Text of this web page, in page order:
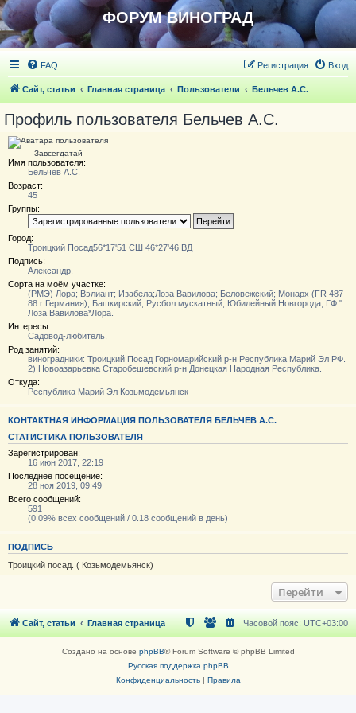
ФОРУМ ВИНОГРАД
FAQ Вход
Регистрация
Сайт, статьи Главная страница Пользователи Бельчев А.С.
Профиль пользователя Бельчев А.С.
Завсегдатай
Имя пользователя:
Бельчев А.С.
Возраст:
45
Группы:
Город:
Троицкий Посад56*17'51 СШ 46*27'46 ВД
Подпись:
Александр.
Сорта на моём участке:
(РМЭ) Лора; Вэлиант; Изабела;Лоза Вавилова; Беловежский; Монарх (FR 487-
88 r Германия), Башкирский; Русбол мускатный; Юбилейный Новгорода; ГФ "
Лоза Вавилова*Лора.
Интересы:
Садовод-любитель.
Род занятий:
виноградники: Троицкий Посад Горномарийский р-н Республика Марий Эл РФ.
2) Новоазарьевка Старобешевский р-н Донецкая Народная Республика.
Откуда:
Республика Марий Эл Козьмодемьянск
КОНТАКТНАЯ ИНФОРМАЦИЯ ПОЛЬЗОВАТЕЛЯ БЕЛЬЧЕВ А.С.
СТАТИСТИКА ПОЛЬЗОВАТЕЛЯ
Зарегистрирован:
16 июн 2017, 22:19
Последнее посещение:
28 ноя 2019, 09:49
Всего сообщений:
591
(0.09% всех сообщений / 0.18 сообщений в день)
ПОДПИСЬ
Троицкий посад. ( Козьмодемьянск)
Перейти
Сайт, статьи Главная страница Часовой пояс: UTC+03:00
Создано на основе phpBB® Forum Software © phpBB Limited
Русская поддержка phpBB
Конфиденциальность| Правила